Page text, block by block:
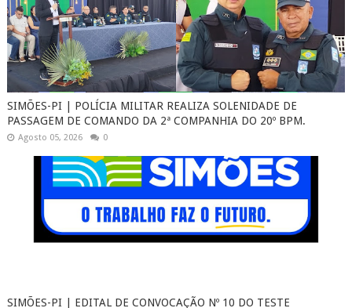
SIMÕES-PI | POLÍCIA MILITAR REALIZA SOLENIDADE DE
PASSAGEM DE COMANDO DA 2ª COMPANHIA DO 20º BPM.
Agosto 05, 2026 0
SIMÕES-PI | EDITAL DE CONVOCAÇÃO Nº 10 DO TESTE